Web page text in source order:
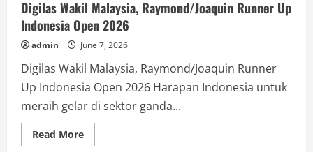
Digilas Wakil Malaysia, Raymond/Joaquin Runner Up
Indonesia Open 2026
admin June 7, 2026
Digilas Wakil Malaysia, Raymond/Joaquin Runner
Up Indonesia Open 2026 Harapan Indonesia untuk
meraih gelar di sektor ganda...
Read MoreRead
more